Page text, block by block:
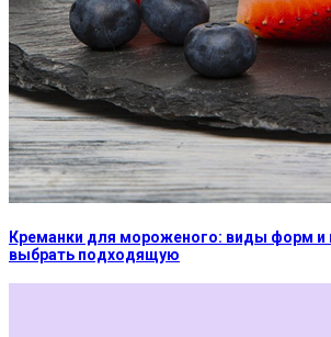
Креманки для мороженого: виды форм и
выбрать подходящую